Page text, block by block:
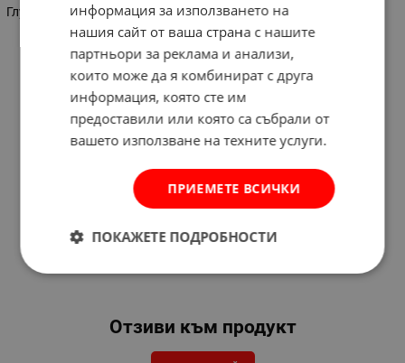
Глух
Отзиви към продукт
информация за използването на
нашия сайт от ваша страна с нашите
партньори за реклама и анализи,
които може да я комбинират с друга
информация, която сте им
предоставили или която са събрали от
вашето използване на техните услуги.
ПРИЕМЕТЕ ВСИЧКИ
ПОКАЖЕТЕ ПОДРОБНОСТИ